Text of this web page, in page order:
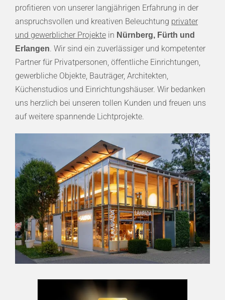
profitieren von unserer langjährigen Erfahrung in der
anspruchsvollen und kreativen Beleuchtung privater
und gewerblicher Projektein Nürnberg, Fürth und
Erlangen. Wir sind ein zuverlässiger und kompetenter
Partner für Privatpersonen, öffentliche Einrichtungen,
gewerbliche Objekte, Bauträger, Architekten,
Küchenstudios und Einrichtungshäuser. Wir bedanken
uns herzlich bei unseren tollen Kunden und freuen uns
auf weitere spannende Lichtprojekte.